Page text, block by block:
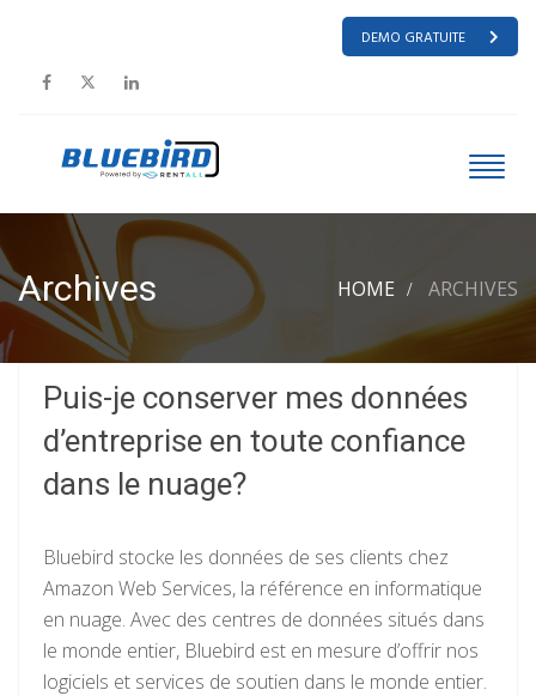
DEMO GRATUITE
Archives HOME ARCHIVES
Puis-je conserver mes données
d’entreprise en toute confiance
dans le nuage?
Bluebird stocke les données de ses clients chez
Amazon Web Services, la référence en informatique
en nuage. Avec des centres de données situés dans
le monde entier, Bluebird est en mesure d’offrir nos
logiciels et services de soutien dans le monde entier.